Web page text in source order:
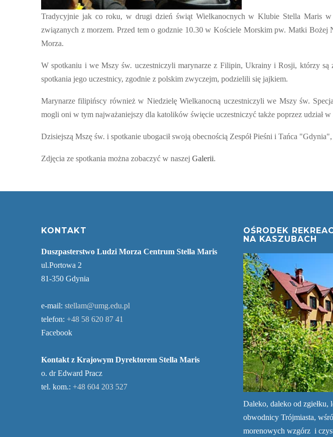
Tradycyjnie jak co roku, w drugi dzień świąt Wielkanocnych w Klubie Stella Maris w
związanych z morzem. Przed tem o godznie 10.30 w Kościele Morskim pw. Matki
Morza.
W spotkaniu i we Mszy św. uczestniczyli marynarze z Filipin, Ukrainy i Rosji, którzy są
spotkania jego uczestnicy, zgodnie z polskim zwyczejm, podzielili się jajkiem.
Marynarze filipińscy również w Niedzielę Wielkanocną uczestniczyli we Mszy św.
mogli oni w tym najważaniejszy dla katolików święcie uczestniczyć także poprzez udział w
Dzisiejszą Mszę św. i spotkanie ubogacił swoją obecnością Zespół Pieśni i Tańca
Zdjęcia ze spotkania można zobaczyć w naszej Galerii.
KONTAKT
Duszpasterstwo Ludzi Morza Centrum Stella Maris
ul.Portowa 2
81-350 Gdynia
e-mail: stellam@umg.edu.pl
telefon: +48 58 620 87 41
Facebook
Kontakt z Krajowym Dyrektorem Stella Maris
o. dr Edward Pracz
tel. kom.: +48 604 203 527
OŚRODEK
NA KASZUBACH
Daleko, daleko od zgiełku,
obwodnicy Trójmiasta,
morenowych wzgórz i